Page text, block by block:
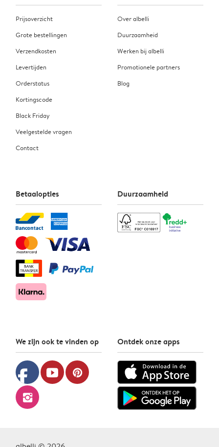
Prijsoverzicht
Grote bestellingen
Verzendkosten
Levertijden
Orderstatus
Kortingscode
Black Friday
Veelgestelde vragen
Contact
Over albelli
Duurzaamheid
Werken bij albelli
Promotionele partners
Blog
Betaalopties Duurzaamheid
We zijn ook te vinden op
facebook youtube pinterest
instagram
Ontdek onze apps